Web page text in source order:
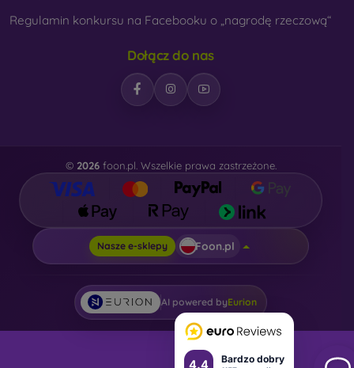
4.4 Bardzo dobry
Regulamin konkursu na Facebooku o „nagrodę rzeczową“
Dołącz do nas
© 2026foon.pl. Wszelkie prawa zastrzeżone.
Nasze e-sklepy Foon.pl
AI powered byEurion